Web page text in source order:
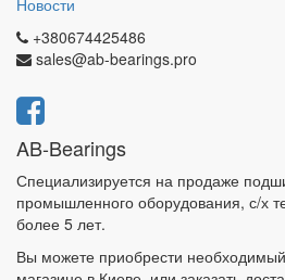
Новости
+380674425486
sales@ab-bearings.pro
AB-Bearings
Специализируется на продаже
промышленного оборудования, с/х
более 5 лет.
Вы можете приобрести